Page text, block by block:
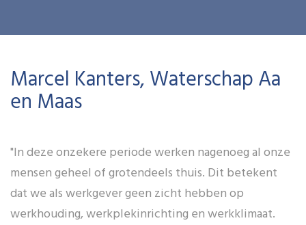
Marcel Kanters, Waterschap Aa
en Maas
"In deze onzekere periode werken nagenoeg al onze
mensen geheel of grotendeels thuis. Dit betekent
dat we als werkgever geen zicht hebben op
werkhouding, werkplekinrichting en werkklimaat.